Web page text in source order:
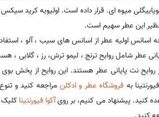
میوه ای. قرار داده است. اولیویه کرید
این عطر سهیم است.
اسانس اولیه عطر از اسانس های سیب ، آلو ،
عطر شامل روایح ترنج ، لیمو ترش، رز ، گلابی ،
روایح نت پایانی عطر هستند. این روایح از پخش
به فروشگاه عطر و ادکلنمراجعه کنید و
کنید. پیشنهاد می کنیم، بر رویآکوا فیورنتینا کلیک